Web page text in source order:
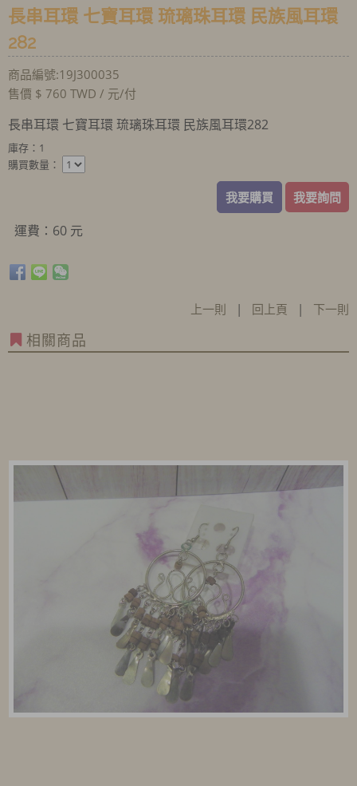
長串耳環 七寶耳環 琉璃珠耳環 民族風耳環
282
商品編號:19J300035
售價 $ 760 TWD / 元/付
長串耳環 七寶耳環 琉璃珠耳環 民族風耳環282
庫存：1
購買數量：
我要購買 我要詢問
運費：60 元
上一則 | 回上頁 | 下一則
相關商品